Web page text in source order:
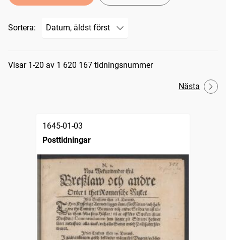
Sortera:
Sökresultat
Visar 1-20 av 1 620 167 tidningsnummer
Nästa
1645-01-03
Posttidningar